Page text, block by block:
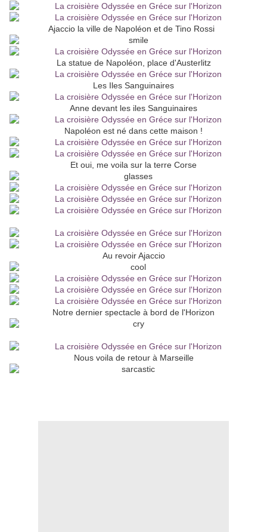
Ajaccio la ville de Napoléon et de Tino Rossi
La statue de Napoléon, place d'Austerlitz
Les Iles Sanguinaires
Anne devant les iles Sanguinaires
Napoléon est né dans cette maison !
Et oui, me voila sur la terre Corse
Au revoir Ajaccio
Notre dernier spectacle à bord de l'Horizon
Nous voila de retour à Marseille